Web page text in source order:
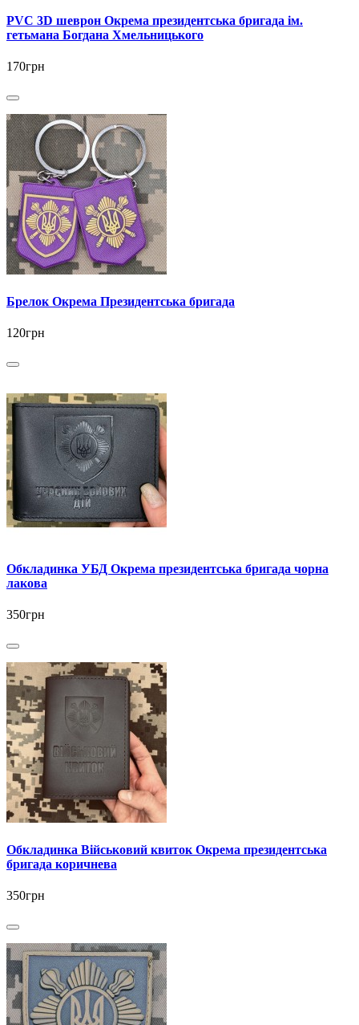
PVC 3D шеврон Окрема президентська бригада ім.
гетьмана Богдана Хмельницького
170грн
Брелок Окрема Президентська бригада
120грн
Обкладинка УБД Окрема президентська бригада чорна
лакова
350грн
Обкладинка Військовий квиток Окрема президентська
бригада коричнева
350грн